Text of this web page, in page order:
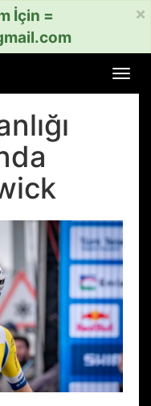
×
İçin =
aç